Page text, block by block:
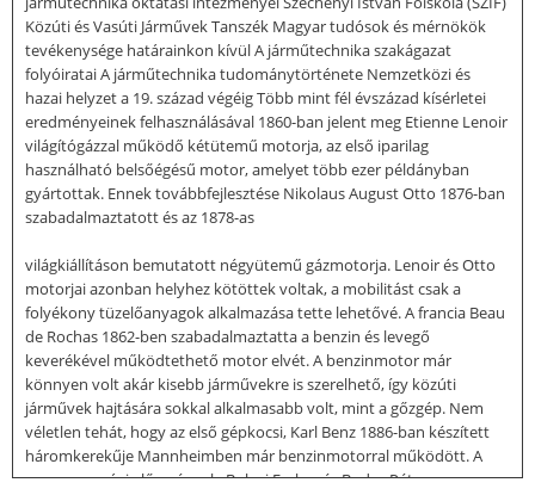
Közúti és Vasúti Járművek Tanszék Magyar tudósok és mérnökök
tevékenysége határainkon kívül A járműtechnika szakágazat
folyóiratai A járműtechnika tudománytörténete Nemzetközi és
hazai helyzet a 19. század végéig Több mint fél évszázad kísérletei
eredményeinek felhasználásával 1860-ban jelent meg Etienne Lenoir
világítógázzal működő kétütemű motorja, az első iparilag
használható belsőégésű motor, amelyet több ezer példányban
gyártottak. Ennek továbbfejlesztése Nikolaus August Otto 1876-ban
szabadalmaztatott és az 1878-as
világkiállításon bemutatott négyütemű gázmotorja. Lenoir és Otto
motorjai azonban helyhez kötöttek voltak, a mobilitást csak a
folyékony tüzelőanyagok alkalmazása tette lehetővé. A francia Beau
de Rochas 1862-ben szabadalmaztatta a benzin és levegő
keverékével működtethető motor elvét. A benzinmotor már
könnyen volt akár kisebb járművekre is szerelhető, így közúti
járművek hajtására sokkal alkalmasabb volt, mint a gőzgép. Nem
véletlen tehát, hogy az első gépkocsi, Karl Benz 1886-ban készített
háromkerekűje Mannheimben már benzinmotorral működött. A
magyarországi előzmények: Bolyai Farkas és Bodor Péter